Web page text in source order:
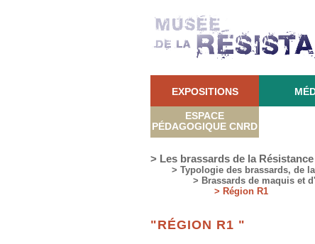
EXPOSITIONS
ESPACE
PÉDAGOGIQUE CNRD
> Les brassards de la Résistance
> Typologie des brassards, de
> Brassards de maquis et
> Région R1
"RÉGION R1 "